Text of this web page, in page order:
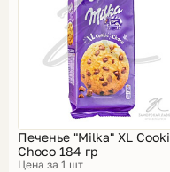
Печенье "Milka" XL
Choco 184 гр
Цена за 1 шт